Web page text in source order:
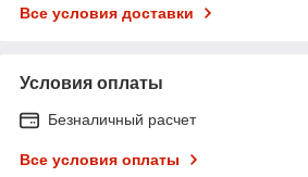
Все условия доставки
Условия оплаты
Безналичный расчет
Все условия оплаты